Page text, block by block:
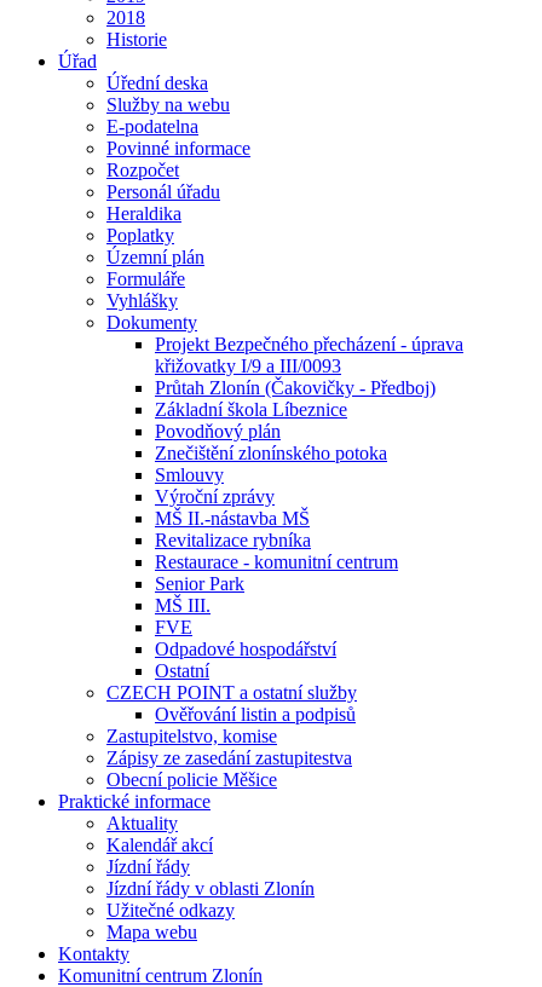
2018
Historie
Úřad
Úřední deska
Služby na webu
E-podatelna
Povinné informace
Rozpočet
Personál úřadu
Heraldika
Poplatky
Územní plán
Formuláře
Vyhlášky
Dokumenty
Projekt Bezpečného přecházení - úprava
křižovatky I/9 a III/0093
Průtah Zlonín (Čakovičky - Předboj)
Základní škola Líbeznice
Povodňový plán
Znečištění zlonínského potoka
Smlouvy
Výroční zprávy
MŠ II.-nástavba MŠ
Revitalizace rybníka
Restaurace - komunitní centrum
Senior Park
MŠ III.
FVE
Odpadové hospodářství
Ostatní
CZECH POINT a ostatní služby
Ověřování listin a podpisů
Zastupitelstvo, komise
Zápisy ze zasedání zastupitestva
Obecní policie Měšice
Praktické informace
Aktuality
Kalendář akcí
Jízdní řády
Jízdní řády v oblasti Zlonín
Užitečné odkazy
Mapa webu
Kontakty
Komunitní centrum Zlonín